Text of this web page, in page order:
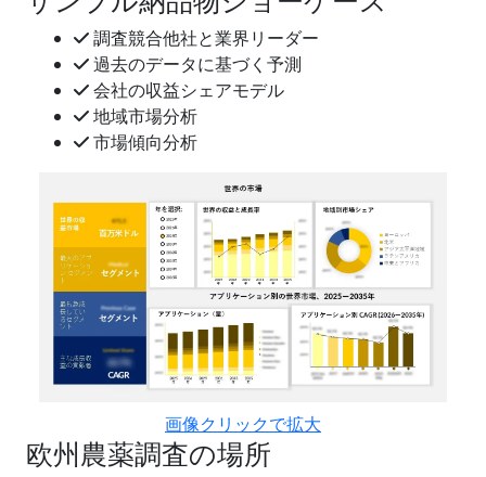
調査競合他社と業界リーダー
過去のデータに基づく予測
会社の収益シェアモデル
地域市場分析
市場傾向分析
画像クリックで拡大
欧州農薬調査の場所